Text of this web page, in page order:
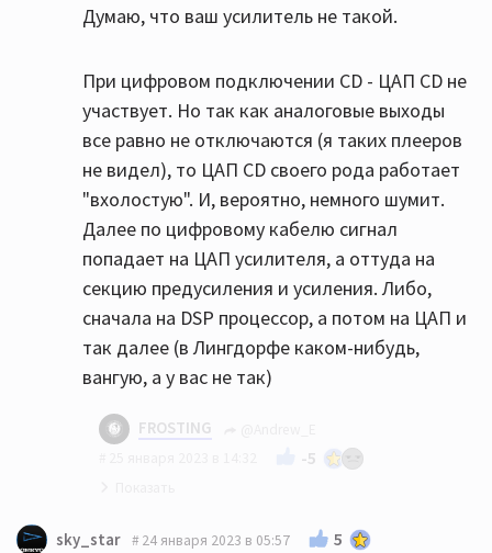
Думаю, что ваш усилитель не такой.
При цифровом подключении CD - ЦАП CD не
участвует. Но так как аналоговые выходы
все равно не отключаются (я таких плееров
не видел), то ЦАП CD своего рода работает
"вхолостую". И, вероятно, немного шумит.
Далее по цифровому кабелю сигнал
попадает на ЦАП усилителя, а оттуда на
секцию предусиления и усиления. Либо,
сначала на DSP процессор, а потом на ЦАП и
так далее (в Лингдорфе каком-нибудь,
вангую, а у вас не так)
FROSTING
-5
Предельно понятно! Отлично 👍🏻
sky_star 24 января 2023 в 05:57 5